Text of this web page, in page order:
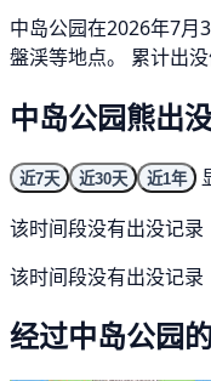
中岛公园在2026年7月
盤渓等地点。 累计出没
中岛公园熊出
近7天 近30天 近1年
该时间段没有出没记录
该时间段没有出没记录
经过中岛公园